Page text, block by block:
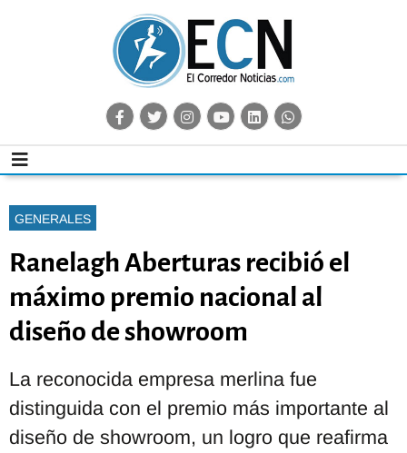
GENERALES
Ranelagh Aberturas recibió el
máximo premio nacional al
diseño de showroom
La reconocida empresa merlina fue
distinguida con el premio más importante al
diseño de showroom, un logro que reafirma